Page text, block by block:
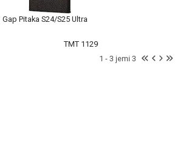
Gap Pitaka S24/S25 Ultra
TMT 1129
1 - 3 jemi 3